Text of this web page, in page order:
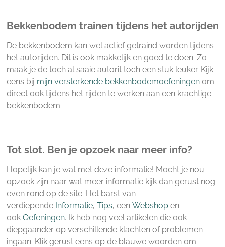
Bekkenbodem trainen tijdens het autorijden
De bekkenbodem kan wel actief getraind worden tijdens
het autorijden. Dit is ook makkelijk en goed te doen. Zo
maak je de toch al saaie autorit toch een stuk leuker. Kijk
eens bij mijn versterkende bekkenbodemoefeningenom
direct ook tijdens het rijden te werken aan een krachtige
bekkenbodem.
Tot slot. Ben je opzoek naar meer info?
Hopelijk kan je wat met deze informatie! Mocht je nou
opzoek zijn naar wat meer informatie kijk dan gerust nog
even rond op de site. Het barst van
verdiepende Informatie, Tips, een Webshop en
ook Oefeningen. Ik heb nog veel artikelen die ook
diepgaander op verschillende klachten of problemen
ingaan. Klik gerust eens op de blauwe woorden om